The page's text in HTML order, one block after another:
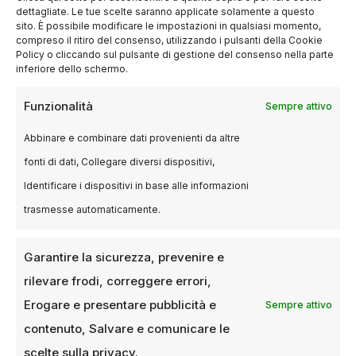
dettagliate. Le tue scelte saranno applicate solamente a questo
sito. È possibile modificare le impostazioni in qualsiasi momento,
compreso il ritiro del consenso, utilizzando i pulsanti della Cookie
Policy o cliccando sul pulsante di gestione del consenso nella parte
inferiore dello schermo.
Funzionalità Sempre attivo
Abbinare e combinare dati provenienti da altre
fonti di dati, Collegare diversi dispositivi,
Identificare i dispositivi in base alle informazioni
trasmesse automaticamente.
Garantire la sicurezza, prevenire e
rilevare frodi, correggere errori,
Erogare e presentare pubblicità e
contenuto, Salvare e comunicare le
scelte sulla privacy.
Sempre attivo
sotto la direzione artistica di personalità come
Marco MüllereAlberto Barbera, la Mostra
ha rafforzato il proprio ruolo internazionale,
grande industria. In parallelo, sono cresciute le
tendenze e voci emergenti.
Il festival ha anche introdotto premi specifici
sperimentazione cinematografica, restando al
passo con i cambiamenti del settore
audiovisivo.